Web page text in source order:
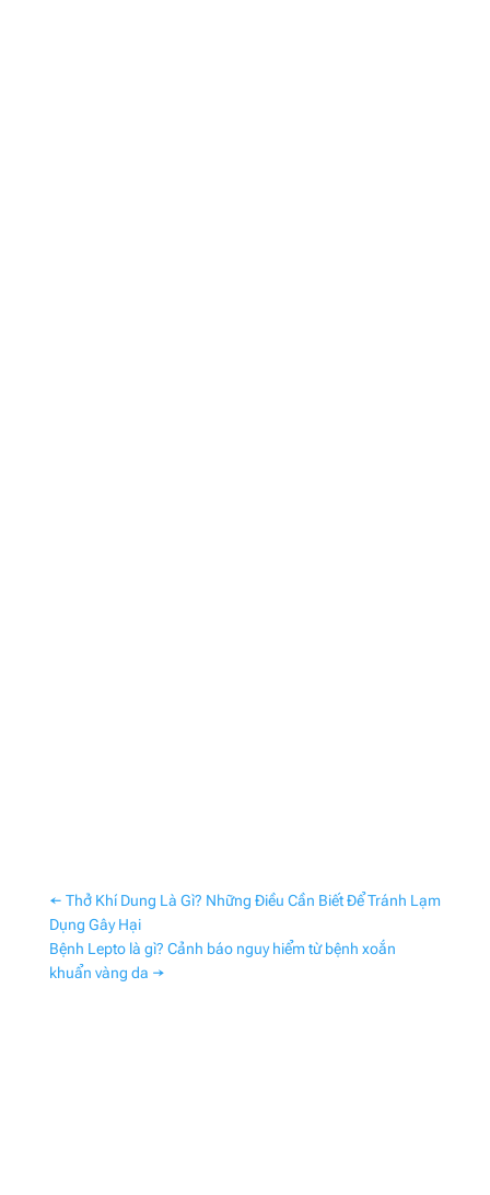
← Thở Khí Dung Là Gì? Những Điều Cần Biết Để Tránh Lạm
Dụng Gây Hại
Bệnh Lepto là gì? Cảnh báo nguy hiểm từ bệnh xoắn
khuẩn vàng da →